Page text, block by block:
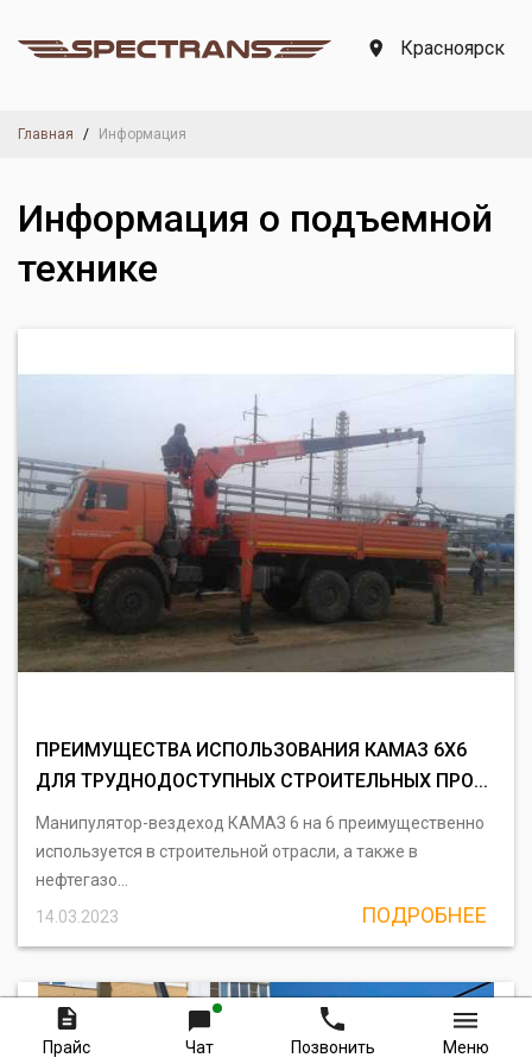
Красноярск
Главная Информация
Информация о подъемной
технике
ПРЕИМУЩЕСТВА ИСПОЛЬЗОВАНИЯ КАМАЗ 6X6
ДЛЯ ТРУДНОДОСТУПНЫХ СТРОИТЕЛЬНЫХ ПРО...
Манипулятор-вездеход КАМАЗ 6 на 6 преимущественно
используется в строительной отрасли, а также в
нефтегазо...
14.03.2023
ПОДРОБНЕЕ
Прайс Чат Позвонить Меню